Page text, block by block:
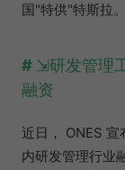
国"特供"特斯拉。
研发管理
融资
近日， ONES
内研发管理行业